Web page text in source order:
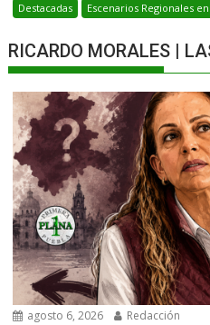
Destacadas Escenarios Regionales
RICARDO MORALES |
agosto 6, 2026 Redacción